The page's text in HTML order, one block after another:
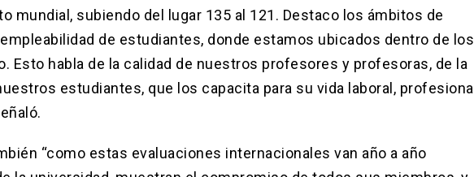
mundial, subiendo del lugar 135 al 121. Destaco los ámbitos de
de estudiantes, donde estamos ubicados dentro de los
Esto habla de la calidad de nuestros profesores y profesoras, de la
estudiantes, que los capacita para su vida laboral, profesional
“como estas evaluaciones internacionales van año a año